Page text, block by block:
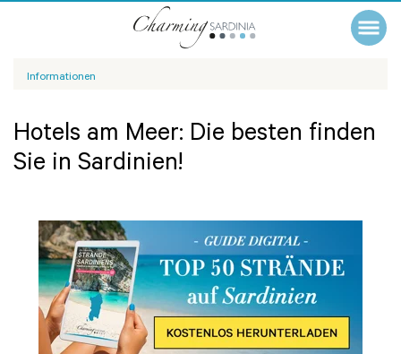
Informationen
Hotels am Meer: Die besten finden
Sie in Sardinien!